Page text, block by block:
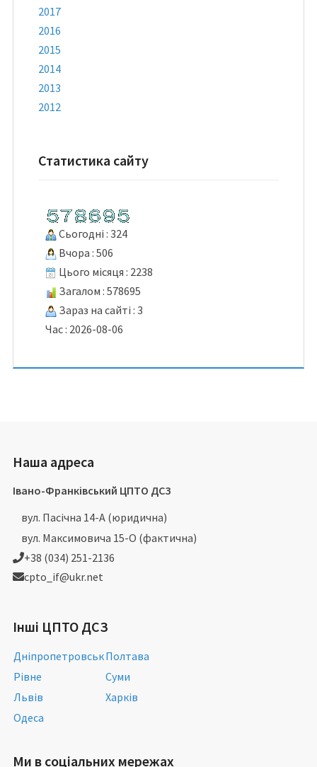
2017
2016
2015
2014
2013
2012
Статистика сайту
Сьогодні : 324
Вчора : 506
Цього місяця : 2238
Загалом : 578695
Зараз на сайті : 3
Час : 2026-08-06
Наша адреса
Івано-Франківський ЦПТО ДСЗ
вул. Пасічна 14-А (юридична)
вул. Максимовича 15-О (фактична)
+38 (034) 251-2136
cpto_if@ukr.net
Інші ЦПТО ДСЗ
ДніпропетровськПолтава
Рівне
Суми
Львів
Харків
Одеса
Ми в соціальних мережах